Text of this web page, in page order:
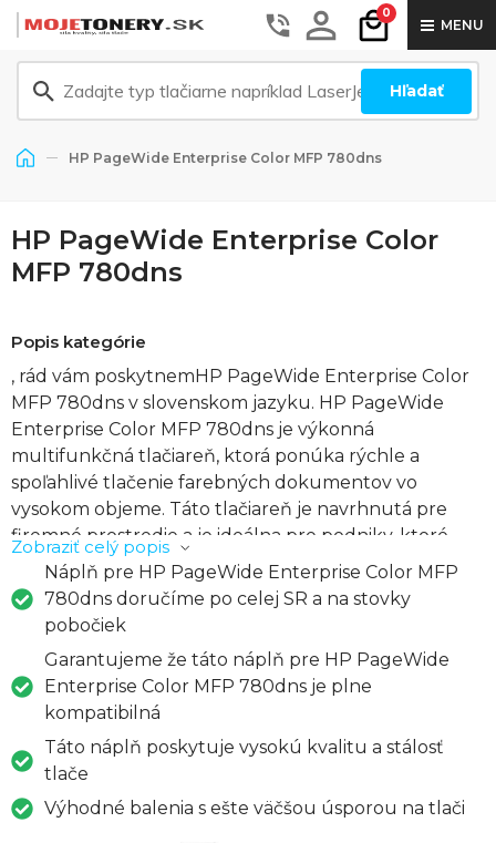
0
MENU
Hľadať
HP PageWide Enterprise Color MFP 780dns
HP PageWide Enterprise Color
MFP 780dns
Popis kategórie
, rád vám poskytnemHP PageWide Enterprise Color
MFP 780dns v slovenskom jazyku. HP PageWide
Enterprise Color MFP 780dns je výkonná
multifunkčná tlačiareň, ktorá ponúka rýchle a
spoľahlivé tlačenie farebných dokumentov vo
vysokom objeme. Táto tlačiareň je navrhnutá pre
firemné prostredie a je ideálna pre podniky, ktoré
potrebujú spoľahlivé a vysokovýkonné tlačenie. S
technológiou PageWide ponúka tlačiareň vysokú
rýchlosť tlače a nízke náklady na prevádzku, čo ju
efektívne spravovať tlačové náklady. HP PageWide
Enterprise Color MFP 780dns je vybavená širokou
škálou funkcií, vrátane skenovania, kopírovania a
tlače vo vysokom rozlíšení. S možnosťou pripojenia
cez Ethernet a bezdrôtové pripojenie je táto
tlačiareň ľahko integrovateľná do existujúcej
Zobraziť celý popis
Náplň pre HP PageWide Enterprise Color MFP
780dns doručíme po celej SR a na stovky
pobočiek
Garantujeme že táto náplň pre HP PageWide
Enterprise Color MFP 780dns je plne
kompatibilná
Táto náplň poskytuje vysokú kvalitu a stálosť
tlače
Výhodné balenia s ešte väčšou úsporou na tlači